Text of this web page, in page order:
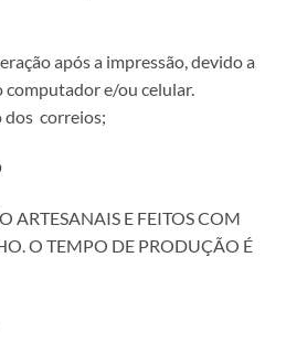
após a impressão, devido a
computador e/ou celular.
dos correios;
ARTESANAIS E FEITOS COM
O TEMPO DE PRODUÇÃO É